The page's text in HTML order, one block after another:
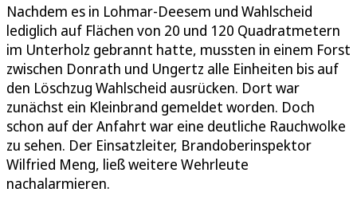
Nachdem es in Lohmar-Deesem und Wahlscheid
lediglich auf Flächen von 20 und 120 Quadratmetern
im Unterholz gebrannt hatte, mussten in einem Forst
zwischen Donrath und Ungertz alle Einheiten bis auf
den Löschzug Wahlscheid ausrücken. Dort war
zunächst ein Kleinbrand gemeldet worden. Doch
schon auf der Anfahrt war eine deutliche Rauchwolke
zu sehen. Der Einsatzleiter, Brandoberinspektor
Wilfried Meng, ließ weitere Wehrleute
nachalarmieren.